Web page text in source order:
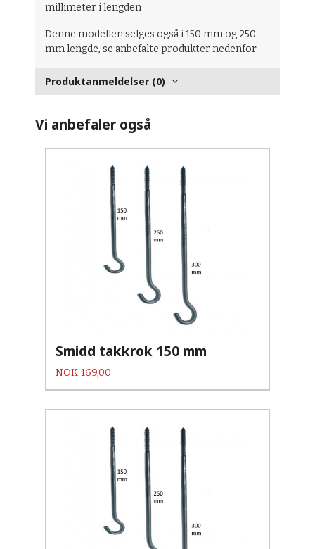
millimeter i lengden
Denne modellen selges også i 150 mm og 250
mm lengde, se anbefalte produkter nedenfor
Produktanmeldelser (0)
Vi anbefaler også
Smidd takkrok 150 mm
Pris
NOK 169,00